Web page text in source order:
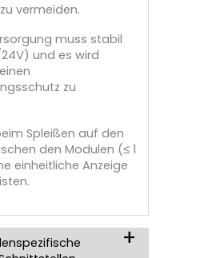
vermeiden.
muss stabil
und es wird
zu
Spleißen auf den
den Modulen (≤ 1
einheitliche Anzeige